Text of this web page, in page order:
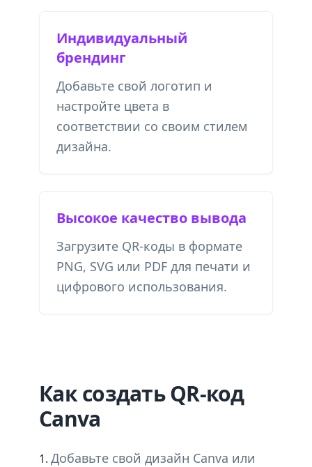
Индивидуальный
брендинг
Добавьте свой логотип и
настройте цвета в
соответствии со своим стилем
дизайна.
Высокое качество вывода
Загрузите QR-коды в формате
PNG, SVG или PDF для печати и
цифрового использования.
Как создать QR-код
Canva
Добавьте свой дизайн Canva или